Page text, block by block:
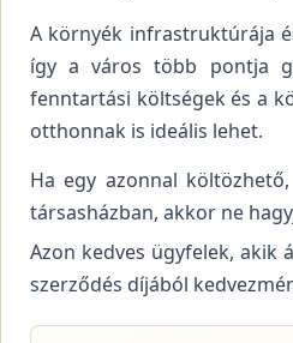
A környék infrastruktúrája
így a város több pontja
fenntartási költségek és a
otthonnak is ideális lehet.
Ha egy azonnal
társasházban, akkor ne
Azon kedves ügyfelek, akik
szerződés díjából